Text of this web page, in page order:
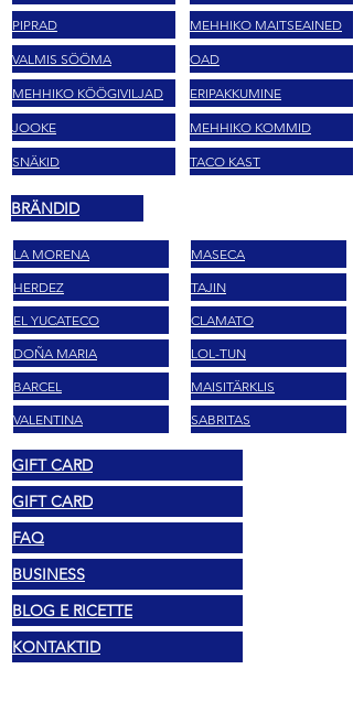
PIPRAD
VALMIS SÖÖMA
MEHHIKO KÖÖGIVILJAD
JOOKE
SNÄKID
MEHHIKO MAITSEAINED
OAD
ERIPAKKUMINE
MEHHIKO KOMMID
TACO KAST
BRÄNDID
LA MORENA
HERDEZ
EL YUCATECO
DOÑA MARIA
BARCEL
VALENTINA
MASECA
TAJIN
CLAMATO
LOL-TUN
MAISITÄRKLIS
SABRITAS
GIFT CARD
GIFT CARD
FAQ
BUSINESS
BLOG E RICETTE
KONTAKTID